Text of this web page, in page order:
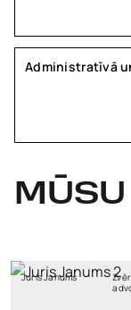
Administratīvā
MŪSU
Juris Janums